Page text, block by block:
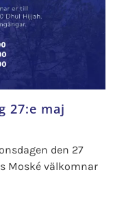
27:e maj
den 27
Moské välkomnar